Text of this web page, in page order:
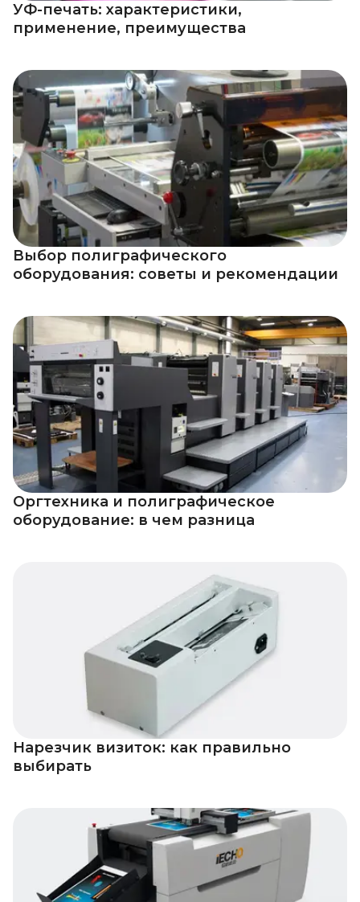
УФ-печать: характеристики,
применение, преимущества
Выбор полиграфического
оборудования: советы и рекомендации
Оргтехника и полиграфическое
оборудование: в чем разница
Нарезчик визиток: как правильно
выбирать